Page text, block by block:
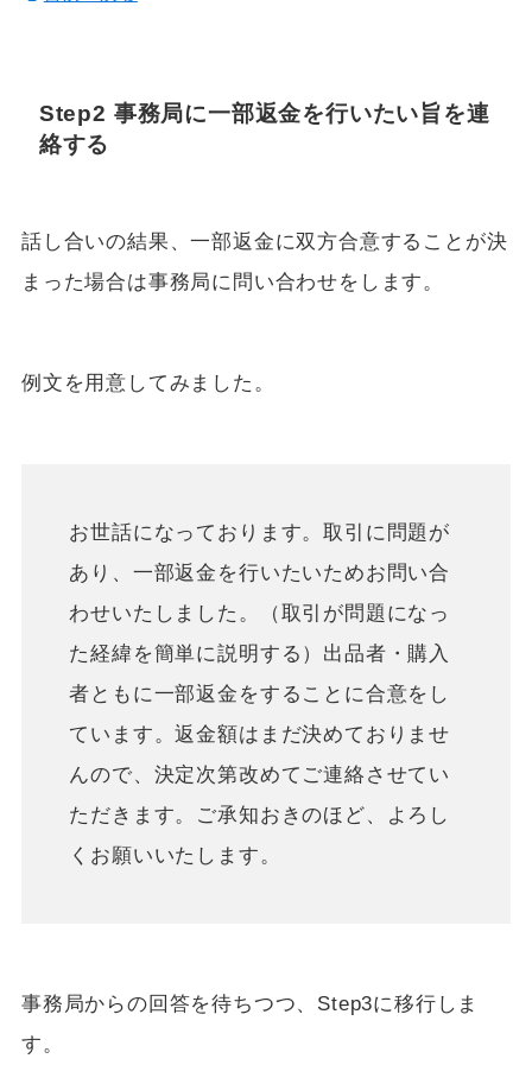
Step2 事務局に一部返金を行いたい旨を連
絡する
話し合いの結果、一部返金に双方合意することが決
まった場合は事務局に問い合わせをします。
例文を用意してみました。
お世話になっております。取引に問題が
あり、一部返金を行いたいためお問い合
わせいたしました。（取引が問題になっ
た経緯を簡単に説明する）出品者・購入
者ともに一部返金をすることに合意をし
ています。返金額はまだ決めておりませ
んので、決定次第改めてご連絡させてい
ただきます。ご承知おきのほど、よろし
くお願いいたします。
事務局からの回答を待ちつつ、Step3に移行しま
す。